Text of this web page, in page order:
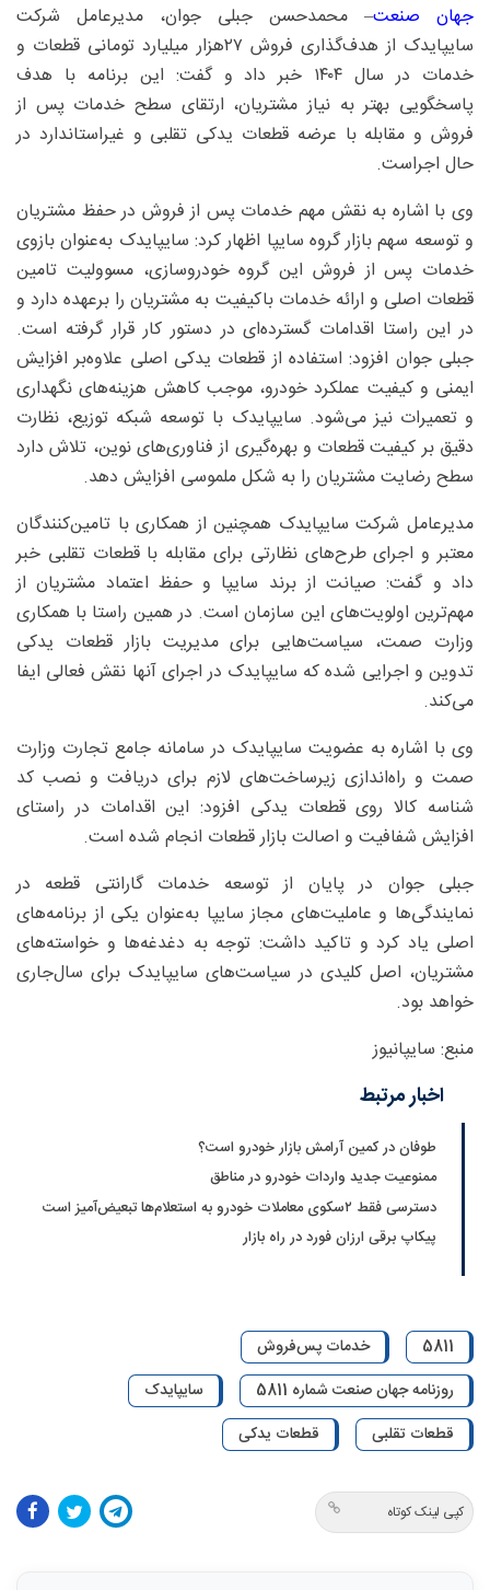
جهان صنعت– محمدحسن جبلی جوان، مدیرعامل شرکت
سایپایدک از هدف‌گذاری فروش ۲۷‌هزار ‌میلیارد تومانی قطعات و
خدمات در سال ۱۴۰۴ خبر داد و گفت: این برنامه با هدف
پاسخگویی بهتر به نیاز مشتریان، ارتقای سطح خدمات پس از
فروش و مقابله با عرضه قطعات یدکی تقلبی و غیراستاندارد در
حال اجراست.
وی با اشاره به نقش مهم خدمات پس از فروش در حفظ مشتریان
و توسعه سهم بازار گروه سایپا اظهار کرد: سایپایدک به‌عنوان بازوی
خدمات پس از فروش این گروه خودروسازی، مسوولیت تامین
قطعات اصلی و ارائه خدمات باکیفیت به مشتریان را برعهده دارد و
در این راستا اقدامات گسترده‌ای در دستور کار قرار گرفته است.
جبلی جوان افزود: استفاده از قطعات یدکی اصلی علاوه‌بر افزایش
ایمنی و کیفیت عملکرد خودرو، موجب کاهش هزینه‌های نگهداری
و تعمیرات نیز می‌شود. سایپایدک با توسعه شبکه توزیع، نظارت
دقیق بر کیفیت قطعات و بهره‌گیری از فناوری‌های نوین، تلاش دارد
سطح رضایت مشتریان را به شکل ملموسی افزایش دهد.
مدیرعامل شرکت سایپایدک همچنین از همکاری با تامین‌کنندگان
معتبر و اجرای طرح‌های نظارتی برای مقابله با قطعات تقلبی خبر
داد و گفت: صیانت از برند سایپا و حفظ اعتماد مشتریان از
مهم‌ترین اولویت‌های این سازمان است. در همین راستا با همکاری
وزارت صمت، سیاست‌هایی برای مدیریت بازار قطعات یدکی
تدوین و اجرایی شده که سایپایدک در اجرای آنها نقش فعالی ایفا
می‌کند.
وی با اشاره به عضویت سایپایدک در سامانه جامع تجارت وزارت
صمت و راه‌اندازی زیرساخت‌های لازم برای دریافت و نصب کد
شناسه کالا روی قطعات یدکی افزود: این اقدامات در راستای
افزایش شفافیت و اصالت بازار قطعات انجام شده است.
جبلی جوان در پایان از توسعه خدمات گارانتی قطعه در
نمایندگی‌ها و عاملیت‌های مجاز سایپا به‌عنوان یکی از برنامه‌های
اصلی یاد کرد و تاکید داشت: توجه به دغدغه‌ها و خواسته‌های
مشتریان، اصل کلیدی در سیاست‌های سایپایدک برای سال‌جاری
خواهد بود.
منبع: سایپانیوز
اخبار مرتبط
طوفان در کمین آرامش بازار خودرو است؟
ممنوعیت جدید واردات خودرو در مناطق
دسترسی فقط ۲سکوی معاملات خودرو به استعلام‌ها تبعیض‌آمیز است
پیکاپ برقی ارزان فورد در راه بازار
5811
خدمات پس‌فروش
روزنامه جهان صنعت شماره 5811
سایپایدک
قطعات تقلبی
قطعات یدکی
کپی لینک کوتاه